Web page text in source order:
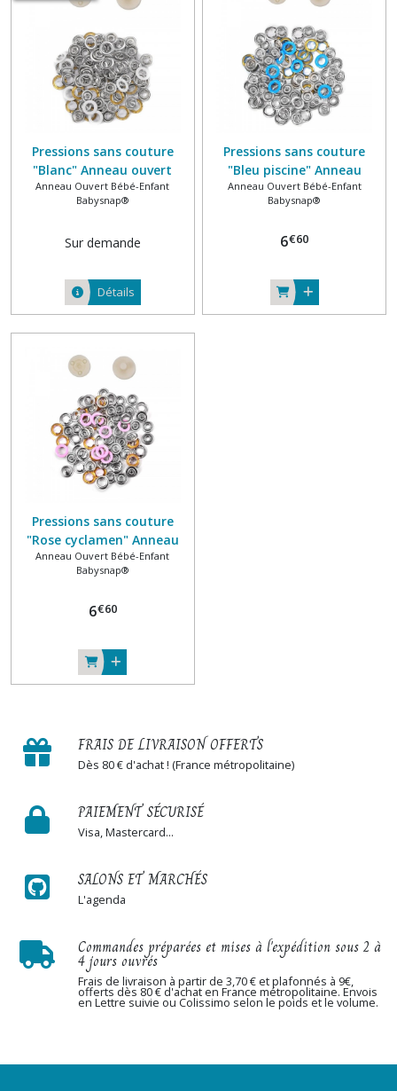
Pressions sans couture
"Blanc" Anneau ouvert
Métal Ø 10 mm Spécial
jersey BabySnap®
Anneau Ouvert Bébé-Enfant
Babysnap®
Sur demande
Détails
Pressions sans couture
"Bleu piscine" Anneau
ouvert Métal Ø 10 mm
Spécial jersey BabySnap®
Anneau Ouvert Bébé-Enfant
Babysnap®
6€60
Pressions sans couture
"Rose cyclamen" Anneau
ouvert Métal Ø 10 mm
Spécial jersey BabySnap®
Anneau Ouvert Bébé-Enfant
Babysnap®
6€60
FRAIS DE LIVRAISON OFFERTS
Dès 80 € d'achat ! (France métropolitaine)
PAIEMENT SÉCURISÉ
Visa, Mastercard...
SALONS ET MARCHÉS
L'agenda
Commandes préparées et mises à l'expédition sous 2 à
4 jours ouvrés
Frais de livraison à partir de 3,70 € et plafonnés à 9€,
offerts dès 80 € d'achat en France métropolitaine. Envois
en Lettre suivie ou Colissimo selon le poids et le volume.
(4)
Anneau
ouvert
bébé-
enfant
BabySnap®
(3)
Bouton
enfant
(6)